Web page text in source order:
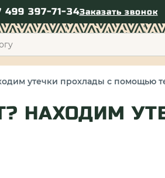
499 397-71-34Заказать звонок
утечки прохлады с помощью
НАХОДИМ